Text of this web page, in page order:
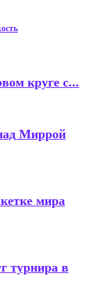
круге с...
Миррой
мира
турнира в